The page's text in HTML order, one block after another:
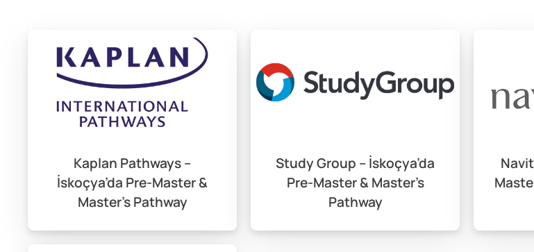
Kaplan Pathways –
İskoçya’da Pre-Master &
Master’s Pathway
Study Group – İskoçya’da
Pre-Master & Master’s
Pathway